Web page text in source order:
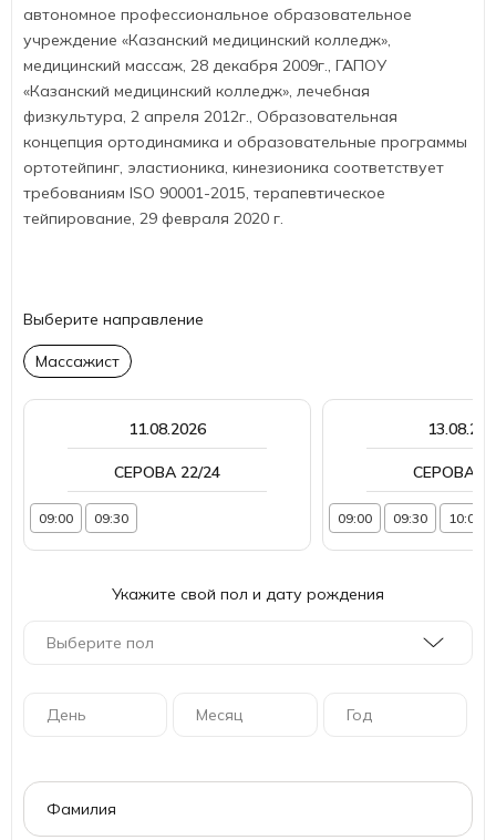
автономное профессиональное образовательное
учреждение «Казанский медицинский колледж»,
медицинский массаж, 28 декабря 2009г., ГАПОУ
«Казанский медицинский колледж», лечебная
физкультура, 2 апреля 2012г., Образовательная
концепция ортодинамика и образовательные программы
ортотейпинг, эластионика, кинезионика соответствует
требованиям ISO 90001-2015, терапевтическое
тейпирование, 29 февраля 2020 г.
Выберите направление
Массажист
11.08.2026
СЕРОВА 22/24
09:00 09:30
СЕРОВА
09:00 09:30 10:00
Укажите свой пол и дату рождения
Выберите пол
День Месяц Год